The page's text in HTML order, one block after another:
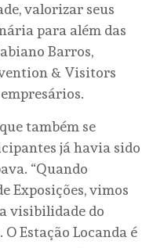
valorizar seus
para além das
Barros,
& Visitors
também se
já havia sido
“Quando
Exposições, vimos
visibilidade do
Estação Locanda é